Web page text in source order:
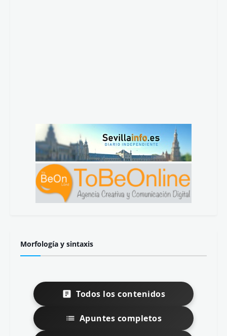
Morfología y sintaxis
Todos los contenidos
Apuntes completos